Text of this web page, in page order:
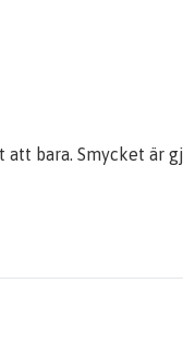
bara. Smycket är